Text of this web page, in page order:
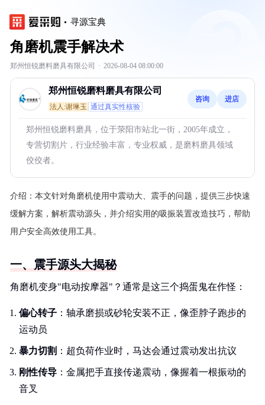
寻源宝典
角磨机震手解决术
郑州恒锐磨料磨具有限公司 · 2026-08-04 08:00:00
郑州恒锐磨料磨具有限公司
法人:谢琳玉 通过真实性核验
咨询 进店
郑州恒锐磨料磨具，位于荥阳市站北一街，2005年成立，
专营切割片，行业经验丰富，专业权威，是磨料磨具领域
佼佼者。
介绍： 本文针对角磨机使用中震动大、震手的问题，提供三步快速
缓解方案，解析震动源头，并介绍实用的吸振装置改造技巧，帮助
用户安全高效使用工具。
一、震手源头大揭秘
角磨机变身"电动按摩器"？通常是这三个捣蛋鬼在作怪：
偏心转子 ：轴承磨损或砂轮安装不正，像歪脖子跑步的
运动员
暴力切割 ：超负荷作业时，马达会通过震动发出抗议
刚性传导 ：金属把手直接传递震动，像握着一根振动的
音叉